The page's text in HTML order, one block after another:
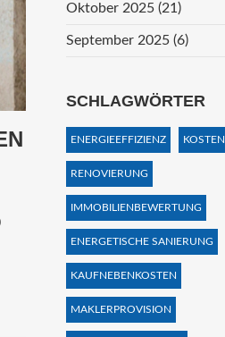
Oktober 2025 (21)
September 2025 (6)
SCHLAGWÖRTER
ENERGIEEFFIZIENZ KOSTEN
RENOVIERUNG
IMMOBILIENBEWERTUNG
ENERGETISCHE SANIERUNG
KAUFNEBENKOSTEN
MAKLERPROVISION